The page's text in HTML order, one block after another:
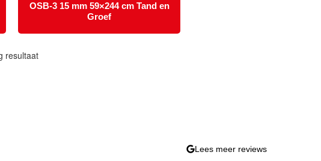
OSB-3 15 mm 59×244 cm Tand en
Groef
resultaat
Lees meer reviews